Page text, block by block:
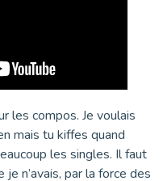
les compos. Je voulais
mais tu kiffes quand
les singles. Il faut
je n’avais, par la force des